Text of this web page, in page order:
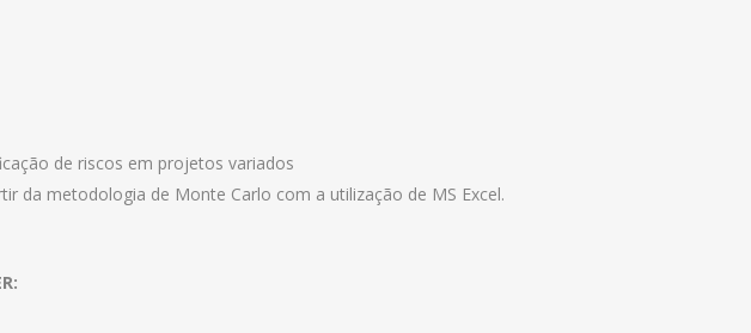
de riscos em projetos variados
da metodologia de Monte Carlo com a utilização de MS Excel.